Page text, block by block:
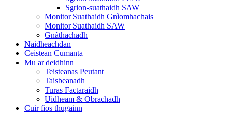
Sgrion-suathaidh SAW
Monitor Suathaidh Gnìomhachais
Monitor Suathaidh SAW
Gnàthachadh
Naidheachdan
Ceistean Cumanta
Mu ar deidhinn
Teisteanas Peutant
Taisbeanadh
Turas Factaraidh
Uidheam & Obrachadh
Cuir fios thugainn